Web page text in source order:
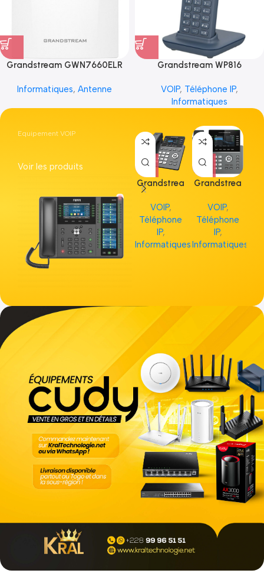
Grandstream GWN7660ELR
Informatiques, Antenne
Grandstream WP816
VOIP, Téléphone IP,
Informatiques
Equipement VOIP
Voir les produits
Grandstrea
m GRP2613
VOIP,
Téléphone
IP,
Informatiques
Grandstrea
VOIP,
Téléphone
IP,
Informatiques